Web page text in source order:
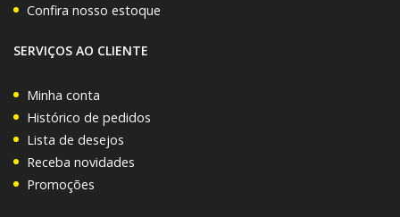
Confira nosso estoque
SERVIÇOS AO CLIENTE
Minha conta
Histórico de pedidos
Lista de desejos
Receba novidades
Promoções